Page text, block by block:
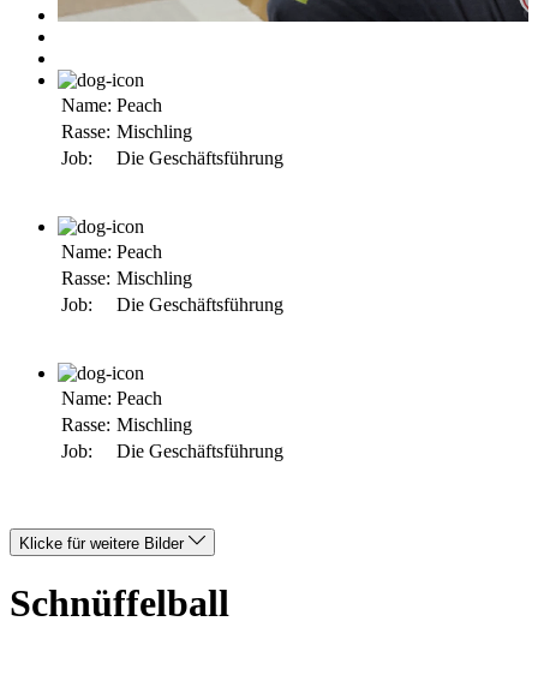
Name: Peach
Rasse: Mischling
Job:
Die Geschäftsführung
Name: Peach
Rasse: Mischling
Job:
Die Geschäftsführung
Name: Peach
Rasse: Mischling
Job:
Die Geschäftsführung
Klicke für weitere Bilder
Schnüffelball